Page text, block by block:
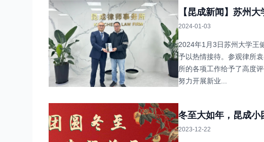
【昆成新闻】苏州
2024-01-03
2024年1月3日苏州大学王
予以热情接待。参观律所
所的各项工作给予了高度
努力开展新业...
冬至大如年，昆成
2023-12-22